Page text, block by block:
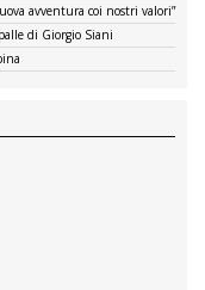
avventura coi nostri valori”
di Giorgio Siani